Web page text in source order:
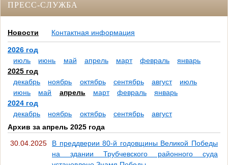
ПРЕСС-СЛУЖБА
Новости Контактная информация
2026 год
июль
июнь май апрель март февраль
январь
2025 год
декабрь
ноябрь октябрь сентябрь август
июль
июнь
май апрель март февраль
январь
2024 год
декабрь
ноябрь октябрь сентябрь
август
Архив за апрель 2025 года
30.04.2025
В преддверии 80-й годовщины Великой Победы
на здании Трубчевского районного суда